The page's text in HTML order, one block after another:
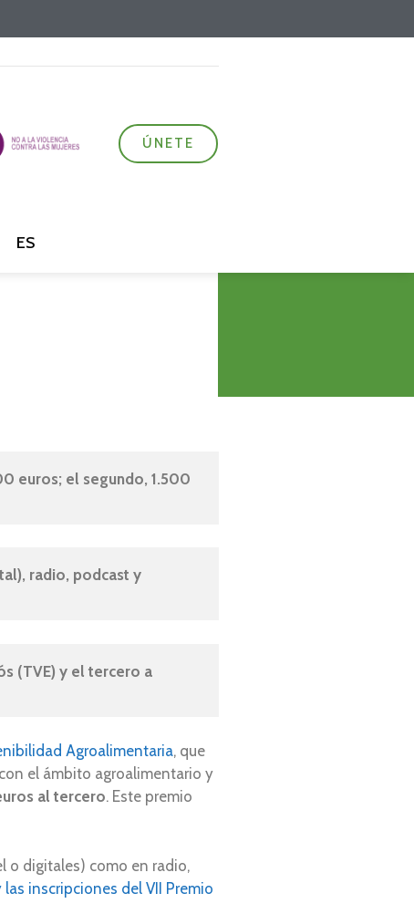
ÚNETE
ES
euros; el segundo, 1.500
radio, podcast y
(TVE) y el tercero a
Agroalimentaria, que
el ámbito agroalimentario y
al tercero. Este premio
o digitales) como en radio,
las inscripciones del VII Premio